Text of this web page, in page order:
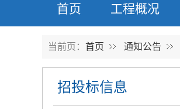
首页 工程概况
当前页： 首页 通知公告
招投标信息